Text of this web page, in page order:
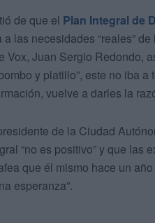
de que el Plan Integral de
a las necesidades “reales”
Vox, Juan Sergio Redondo,
y platillo”, este no iba
vuelve a darles la
de la Ciudad
“no es positivo” y que las
que él mismo hace un
esperanza”.